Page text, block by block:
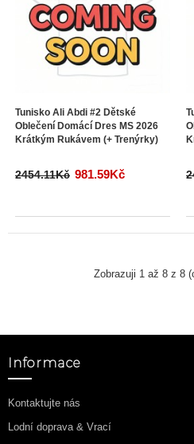
Tunisko Ali Abdi #2 Dětské
Oblečení Domácí Dres MS 2026
Krátkým Rukávem (+ Trenýrky)
2454.11Kč 981.59Kč
Zobrazuji 1 až 8 z 8
Informace
Kontaktujte nás
Lodní doprava & Vrací